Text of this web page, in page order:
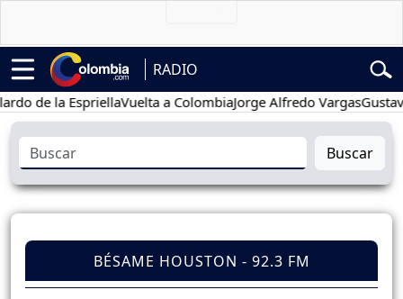
RADIO
la EspriellaVuelta a ColombiaJorge Alfredo VargasGustavo
Buscar
BÉSAME HOUSTON - 92.3 FM